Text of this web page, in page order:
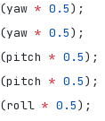
(yaw * 0.5);
(yaw * 0.5);
(pitch * 0.5);
(pitch * 0.5);
(roll * 0.5);